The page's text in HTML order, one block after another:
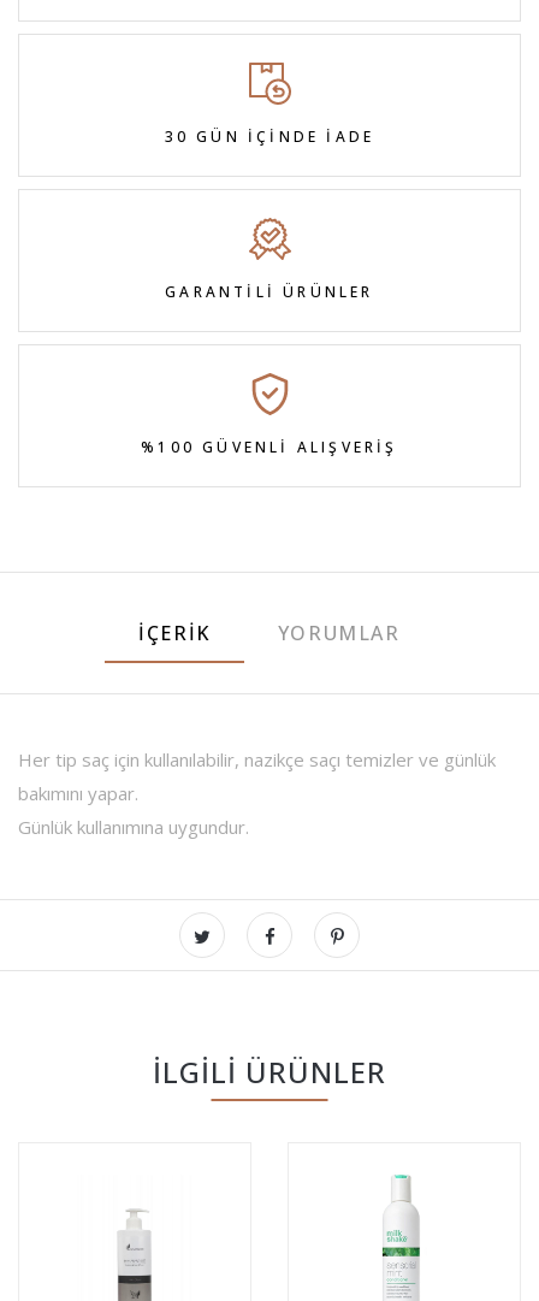
30 GÜN İÇİNDE İADE
GARANTİLİ ÜRÜNLER
%100 GÜVENLİ ALIŞVERİŞ
İÇERIK YORUMLAR
Her tip saç için kullanılabilir, nazikçe saçı temizler ve günlük
bakımını yapar.
Günlük kullanımına uygundur.
İLGILI ÜRÜNLER